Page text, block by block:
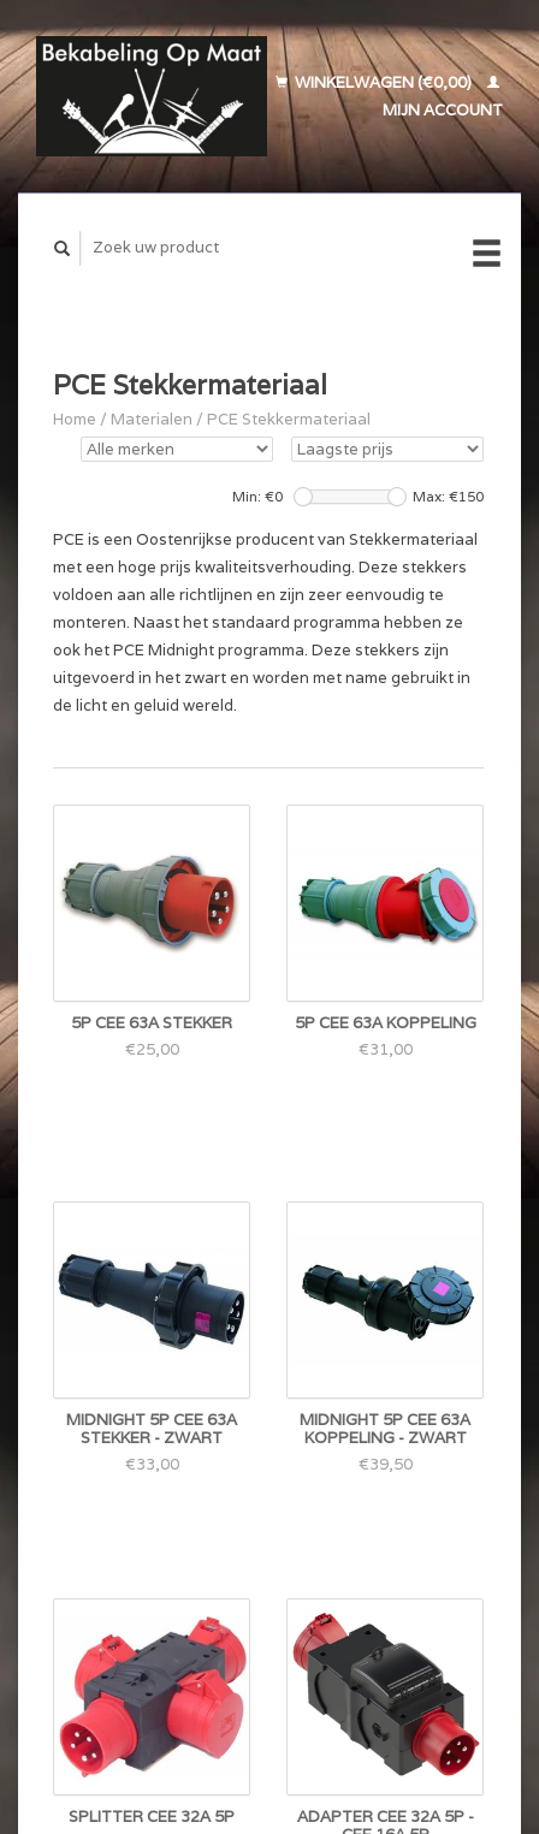
WINKELWAGEN (€0,00)
MIJN ACCOUNT
PCE Stekkermateriaal
Home / Materialen / PCE Stekkermateriaal
Min: €0 Max: €150
PCE is een Oostenrijkse producent van Stekkermateriaal
met een hoge prijs kwaliteitsverhouding. Deze stekkers
voldoen aan alle richtlijnen en zijn zeer eenvoudig te
monteren. Naast het standaard programma hebben ze
ook het PCE Midnight programma. Deze stekkers zijn
uitgevoerd in het zwart en worden met name gebruikt in
de licht en geluid wereld.
5P CEE 63A STEKKER
€25,00
5P CEE 63A KOPPELING
€31,00
MIDNIGHT 5P CEE 63A
STEKKER - ZWART
€33,00
MIDNIGHT 5P CEE 63A
KOPPELING - ZWART
€39,50
SPLITTER CEE 32A 5P
ADAPTER CEE 32A 5P -